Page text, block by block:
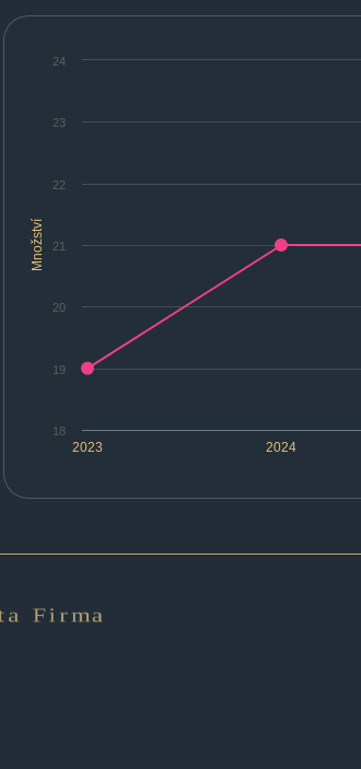
Množství
2023 2024
18
19
20
21
22
23
24